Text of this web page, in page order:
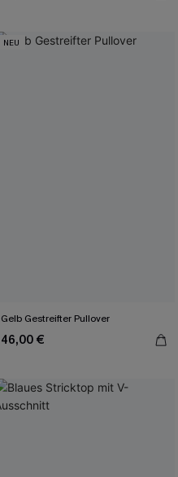
NEU
Gelb Gestreifter Pullover
46,00 €